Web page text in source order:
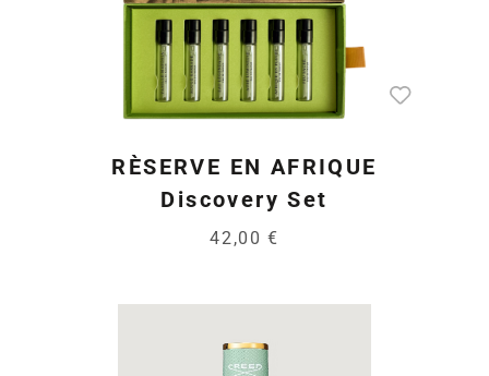
RÈSERVE EN AFRIQUE
Discovery Set
42,00 €